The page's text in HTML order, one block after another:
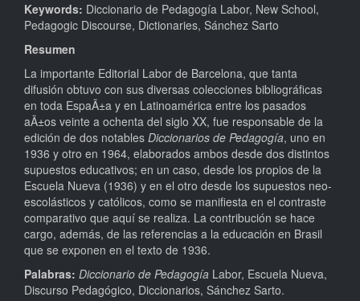
Keywords: Diccionario de Pedagogía Labor, New School,
Pedagogic Discourse, Dictionaries, Sánchez Sarto
Resumen
La importante Editorial Labor de Barcelona, que tanta
difusión obtuvo con sus diversas colecciones bibliográficas
en toda EspaÃ±a y en Latinoamérica entre los pasados
aÃ±os veinte a ochenta del siglo XX, fue responsable de la
edición de dos notables Diccionarios de Pedagogía, uno en
1936 y otro en 1964, elaborados ambos desde dos distintos
supuestos educativos; en un caso, desde los propios de la
Escuela Nueva (1936) y en el otro desde los supuestos neo-
escolásticos y católicos, como se manifiesta en el contraste
comparativo que aquí se realiza. La contribución se hace
cargo, además, de las referencias a la educación en Brasil
que se exponen en el texto de 1936.
Palabras: Diccionario de Pedagogía Labor, Escuela Nueva,
Discurso Pedagógico, Diccionarios, Sánchez Sarto.